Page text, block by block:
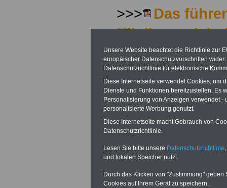
>>>
Das
09.02.2026)
Das
Buch &
möchte sich im
präsentieren?
Unsere Website beachtet die Richtlinie zur
europäischer Datenschutzvorschriften
Datenschutzrichtlinie für elektronische
Diese Internetseite verwendet Cookies, um
Dienste und Funktionen bereitzustellen. Es
Personalisierung von Anzeigen verwendet
personalisierte Werbung genutzt.
Diese Internetseite macht Gebrauch von
Datenschutzrichtlinie.
Lesen Sie bitte unsere Datenschutzrichtlinie
und lokalen Speicher nutzt.
Durch das Klicken von "Zustimmung"
Cookies auf Ihrem Gerät zu speichern.